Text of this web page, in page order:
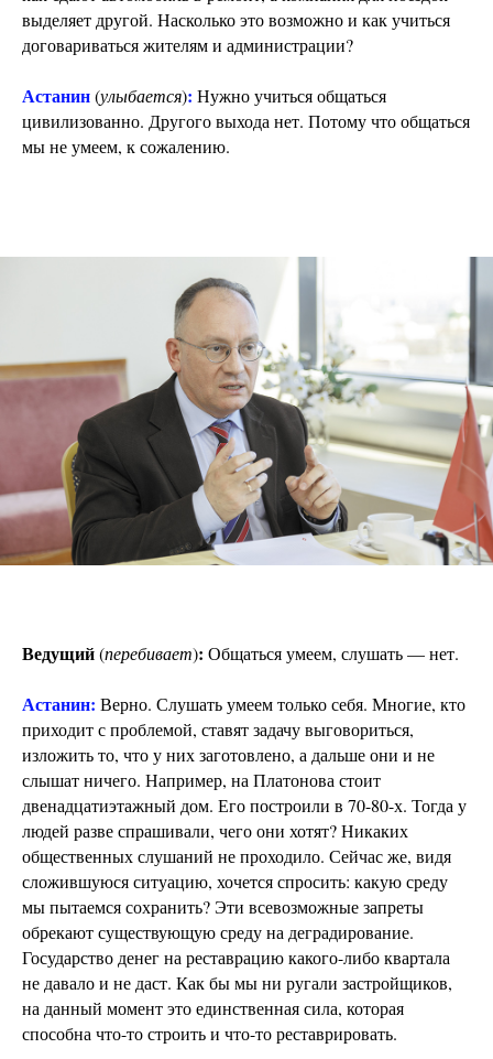
выделяет другой. Насколько это возможно и как учиться
договариваться жителям и администрации?
Астанин(улыбается): Нужно учиться общаться
цивилизованно. Другого выхода нет. Потому что общаться
мы не умеем, к сожалению.
Ведущий(перебивает): Общаться умеем, слушать — нет.
Астанин: Верно. Слушать умеем только себя. Многие, кто
приходит с проблемой, ставят задачу выговориться,
изложить то, что у них заготовлено, а дальше они и не
слышат ничего. Например, на Платонова стоит
двенадцатиэтажный дом. Его построили в 70-80-х. Тогда у
людей разве спрашивали, чего они хотят? Никаких
общественных слушаний не проходило. Сейчас же, видя
сложившуюся ситуацию, хочется спросить: какую среду
мы пытаемся сохранить? Эти всевозможные запреты
обрекают существующую среду на деградирование.
Государство денег на реставрацию какого-либо квартала
не давало и не даст. Как бы мы ни ругали застройщиков,
на данный момент это единственная сила, которая
способна что-то строить и что-то реставрировать.